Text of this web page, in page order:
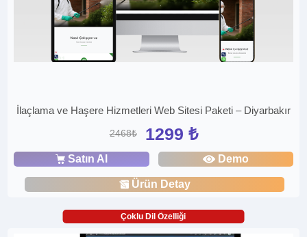
İlaçlama ve Haşere Hizmetleri Web Sitesi Paketi – Diyarbakır
2468₺ 1299 ₺
Satın Al Demo
Ürün Detay
Çoklu Dil Özelliği